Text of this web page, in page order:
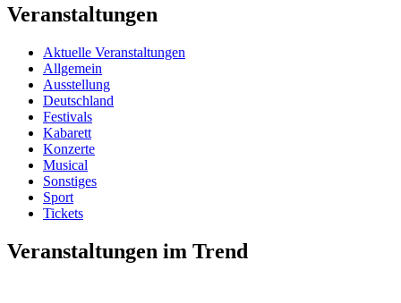
Veranstaltungen
Aktuelle Veranstaltungen
Allgemein
Ausstellung
Deutschland
Festivals
Kabarett
Konzerte
Musical
Sonstiges
Sport
Tickets
Veranstaltungen im Trend